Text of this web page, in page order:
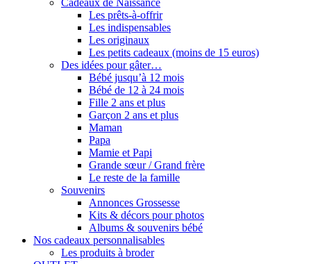
Cadeaux de Naissance
Les prêts-à-offrir
Les indispensables
Les originaux
Les petits cadeaux (moins de 15 euros)
Des idées pour gâter…
Bébé jusqu’à 12 mois
Bébé de 12 à 24 mois
Fille 2 ans et plus
Garçon 2 ans et plus
Maman
Papa
Mamie et Papi
Grande sœur / Grand frère
Le reste de la famille
Souvenirs
Annonces Grossesse
Kits & décors pour photos
Albums & souvenirs bébé
Nos cadeaux personnalisables
Les produits à broder